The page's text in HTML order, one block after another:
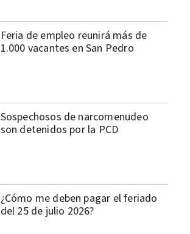
Feria de empleo reunirá más de
1.000 vacantes en San Pedro
Sospechosos de narcomenudeo
son detenidos por la PCD
¿Cómo me deben pagar el feriado
del 25 de julio 2026?